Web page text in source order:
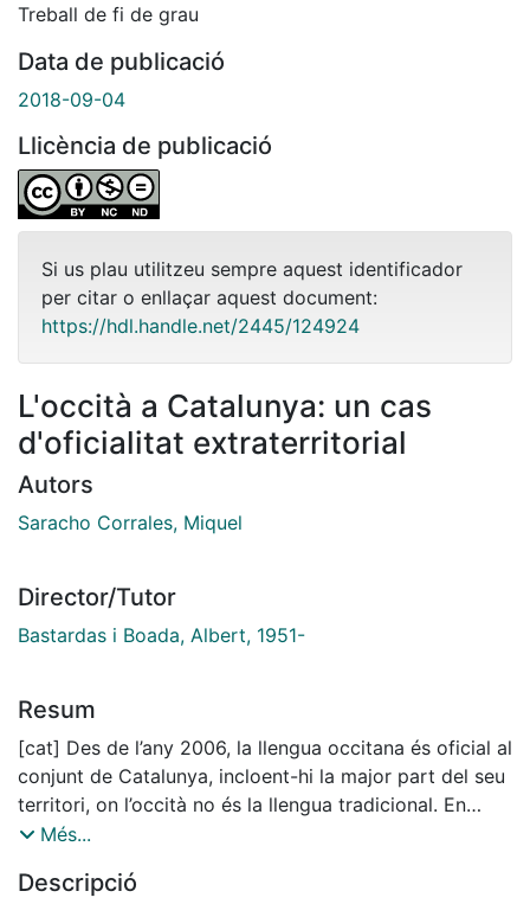
Treball de fi de grau
Data de publicació
2018-09-04
Llicència de publicació
Si us plau utilitzeu sempre aquest identificador
per citar o enllaçar aquest document:
https://hdl.handle.net/2445/124924
L'occità a Catalunya: un cas
d'oficialitat extraterritorial
Autors
Saracho Corrales, Miquel
Director/Tutor
Bastardas i Boada, Albert, 1951-
Resum
[cat] Des de l’any 2006, la llengua occitana és oficial al
conjunt de Catalunya, incloent-hi la major part del seu
territori, on l’occità no és la llengua tradicional. En
aquest treball analitzem el context lingüístic, territorial
consisteix la dita oficialitat. A partir d’aquest cas
Més...
Descripció